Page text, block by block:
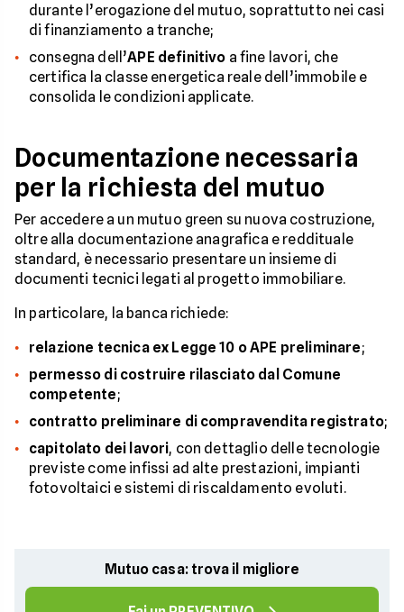
durante l’erogazione del mutuo, soprattutto nei casi
di finanziamento a tranche;
consegna dell’APE definitivo a fine lavori, che
certifica la classe energetica reale dell’immobile e
consolida le condizioni applicate.
Documentazione necessaria
per la richiesta del mutuo
Per accedere a un mutuo green su nuova costruzione,
oltre alla documentazione anagrafica e reddituale
standard, è necessario presentare un insieme di
documenti tecnici legati al progetto immobiliare.
In particolare, la banca richiede:
relazione tecnica ex Legge 10 o APE preliminare;
permesso di costruire rilasciato dal Comune
competente;
contratto preliminare di compravendita registrato;
capitolato dei lavori, con dettaglio delle tecnologie
previste come infissi ad alte prestazioni, impianti
fotovoltaici e sistemi di riscaldamento evoluti.
Mutuo casa: trova il migliore